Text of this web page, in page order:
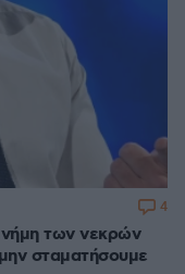
των νεκρών
σταματήσουμε
4